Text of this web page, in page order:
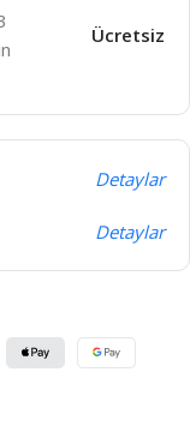
Ücretsiz
Detaylar
Detaylar